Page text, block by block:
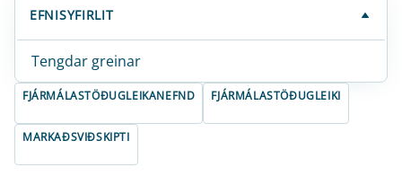
EFNISYFIRLIT
Tengdar greinar
FJÁRMÁLASTÖÐUGLEIKANEFND FJÁRMÁLASTÖÐUGLEIKI
MARKAÐSVIÐSKIPTI